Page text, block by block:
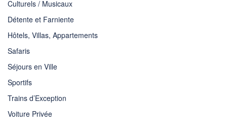
Culturels / Musicaux
Détente et Farniente
Hôtels, Villas, Appartements
Safaris
Séjours en Ville
Sportifs
Trains d’Exception
Voiture Privée